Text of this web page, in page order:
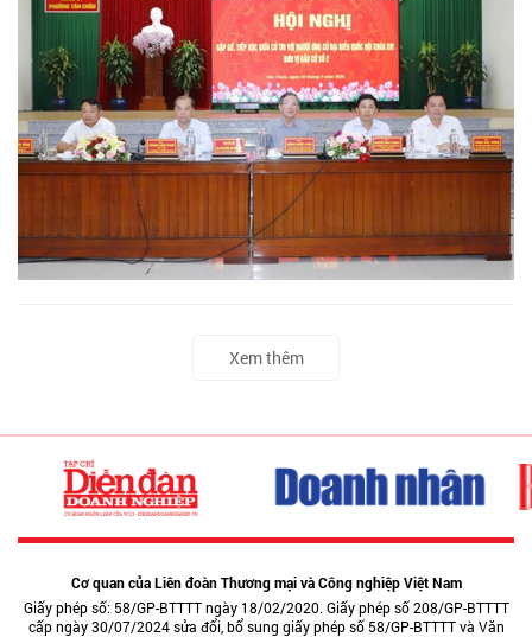
Xem thêm
Cơ quan của Liên đoàn Thương mại và Công nghiệp Việt Nam
Giấy phép số: 58/GP-BTTTT ngày 18/02/2020. Giấy phép số 208/GP-BTTTT
cấp ngày 30/07/2024 sửa đổi, bổ sung giấy phép số 58/GP-BTTTT và Văn